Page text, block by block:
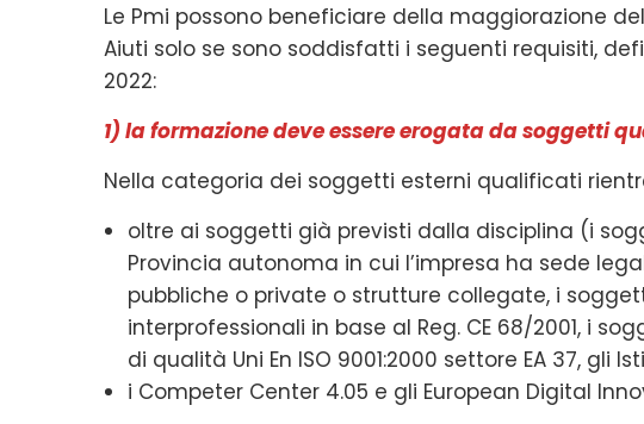
Le Pmi possono beneficiare della maggiorazione
Aiuti solo se sono soddisfatti i seguenti requisiti,
2022:
1) la formazione deve essere erogata da soggetti
Nella categoria dei soggetti esterni qualificati
oltre ai soggetti già previsti dalla disciplina (i
Provincia autonoma in cui l’impresa ha sede
pubbliche o private o strutture collegate, i
interprofessionali in base al Reg. CE 68/2001, i
di qualità Uni En ISO 9001:2000 settore EA 37, gli
i Competer Center 4.05 e gli European Digital